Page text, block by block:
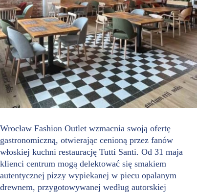
Wrocław Fashion Outlet wzmacnia swoją ofertę
gastronomiczną, otwierając cenioną przez fanów
włoskiej kuchni restaurację Tutti Santi. Od 31 maja
klienci centrum mogą delektować się smakiem
autentycznej pizzy wypiekanej w piecu opalanym
drewnem, przygotowywanej według autorskiej